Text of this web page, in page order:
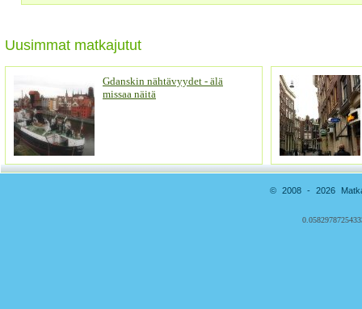
Uusimmat matkajutut
Gdanskin nähtävyydet - älä
missaa näitä
© 2008 - 2026